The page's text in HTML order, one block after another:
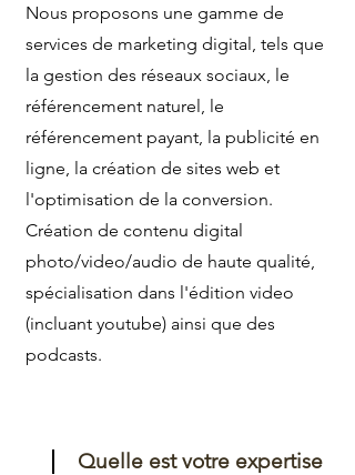
Nous proposons une gamme de
services de marketing digital, tels que
la gestion des réseaux sociaux, le
référencement naturel, le
référencement payant, la publicité en
ligne, la création de sites web et
l'optimisation de la conversion.
Création de contenu digital
photo/video/audio de haute qualité,
spécialisation dans l'édition video
(incluant youtube) ainsi que des
podcasts.
Quelle est votre expertise